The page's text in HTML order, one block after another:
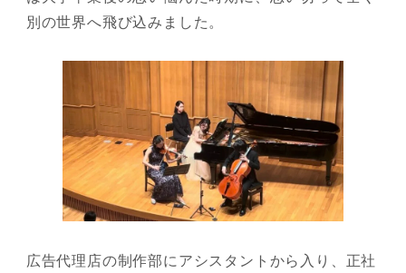
別の世界へ飛び込みました。
広告代理店の制作部にアシスタントから入り、正社